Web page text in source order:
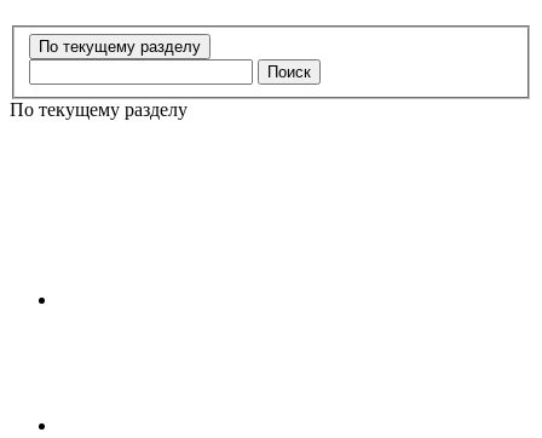
Поиск
По текущему разделу